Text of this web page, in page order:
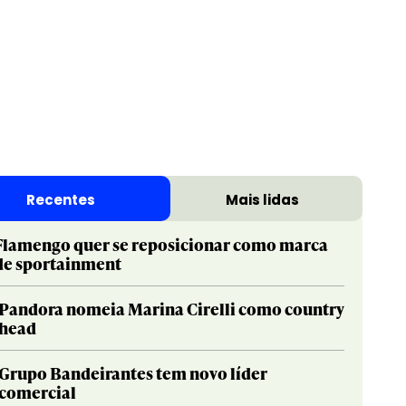
Social & Creator
Sustainable Development Goals
PR
Social & Creator
Sustainable Development Goals
Recentes Mais lidas
quer se reposicionar como marca
sportainment
nomeia Marina Cirelli como country
Bandeirantes tem novo líder